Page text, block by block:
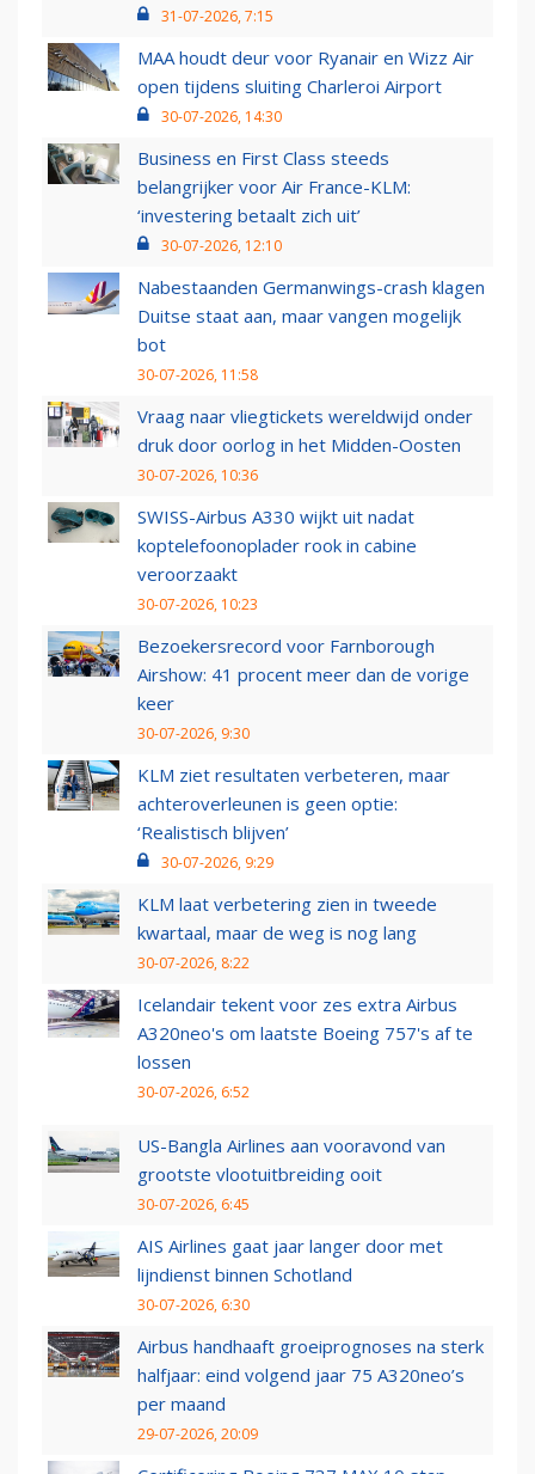
31-07-2026, 7:15
MAA houdt deur voor Ryanair en Wizz Air
open tijdens sluiting Charleroi Airport
30-07-2026, 14:30
Business en First Class steeds
belangrijker voor Air France-KLM:
‘investering betaalt zich uit’
30-07-2026, 12:10
Nabestaanden Germanwings-crash klagen
Duitse staat aan, maar vangen mogelijk
bot
30-07-2026, 11:58
Vraag naar vliegtickets wereldwijd onder
druk door oorlog in het Midden-Oosten
30-07-2026, 10:36
SWISS-Airbus A330 wijkt uit nadat
koptelefoonoplader rook in cabine
veroorzaakt
30-07-2026, 10:23
Bezoekersrecord voor Farnborough
Airshow: 41 procent meer dan de vorige
keer
30-07-2026, 9:30
KLM ziet resultaten verbeteren, maar
achteroverleunen is geen optie:
‘Realistisch blijven’
30-07-2026, 9:29
KLM laat verbetering zien in tweede
kwartaal, maar de weg is nog lang
30-07-2026, 8:22
Icelandair tekent voor zes extra Airbus
A320neo's om laatste Boeing 757's af te
lossen
30-07-2026, 6:52
US-Bangla Airlines aan vooravond van
grootste vlootuitbreiding ooit
30-07-2026, 6:45
AIS Airlines gaat jaar langer door met
lijndienst binnen Schotland
30-07-2026, 6:30
Airbus handhaaft groeiprognoses na sterk
halfjaar: eind volgend jaar 75 A320neo’s
per maand
29-07-2026, 20:09